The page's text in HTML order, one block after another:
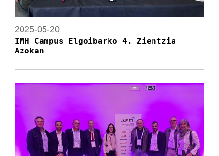
2025-05-20
IMH Campus Elgoibarko 4. Zientzia
Azokan